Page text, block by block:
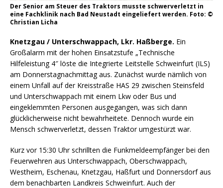
Der Senior am Steuer des Traktors musste schwerverletzt in
eine Fachklinik nach Bad Neustadt eingeliefert werden. Foto: ©
Christian Licha
Knetzgau / Unterschwappach, Lkr. Haßberge. Ein
Großalarm mit der hohen Einsatzstufe „Technische
Hilfeleistung 4″ löste die Integrierte Leitstelle Schweinfurt (ILS)
am Donnerstagnachmittag aus. Zunächst wurde nämlich von
einem Unfall auf der Kreisstraße HAS 29 zwischen Steinsfeld
und Unterschwappach mit einem Lkw oder Bus und
eingeklemmten Personen ausgegangen, was sich dann
glücklicherweise nicht bewahrheitete. Dennoch wurde ein
Mensch schwerverletzt, dessen Traktor umgestürzt war.
Kurz vor 15:30 Uhr schrillten die Funkmeldeempfänger bei den
Feuerwehren aus Unterschwappach, Oberschwappach,
Westheim, Eschenau, Knetzgau, Haßfurt und Donnersdorf aus
dem benachbarten Landkreis Schweinfurt. Auch der